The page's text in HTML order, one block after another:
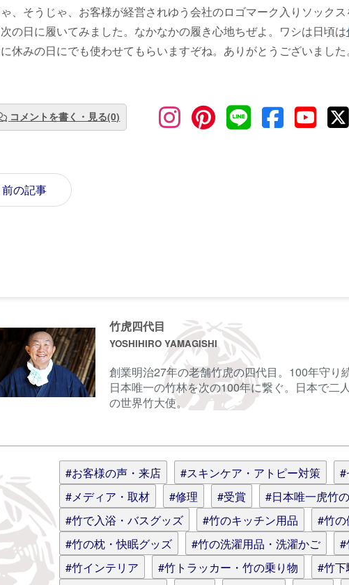
、そうじゃ、お客様が経営されゆう会社のロゴマーク入りソック
の日に履いてみました。なかなかの履き心地ちぜよ。ワシは日頃は
休みの日にでも使わせてもらいますぞね。ありがとうございました。
コメントを書く・見る(0)
前の記事
電子メール
コメント (スタイル用のHTMLタグを使えます)
竹虎四代目
YOSHIHIRO YAMAGISHI
創業明治27年の老舗竹虎の四代目。100年守り
日本唯一の竹林を次の100年に繋ぐ。日本で二
の世界竹大使。
#お客様の声・来店 #スキンケア・アトピー対策
#
#メディア・取材
#修理 #受賞 #日本唯一虎竹
#竹で入浴・バスグッズ
#竹のキッチン用品
#竹
#竹の枕・快眠グッズ
#竹の洗濯用品・洗濯かご
#
#竹インテリア
#竹トラッカー・竹の乗り物 #竹下